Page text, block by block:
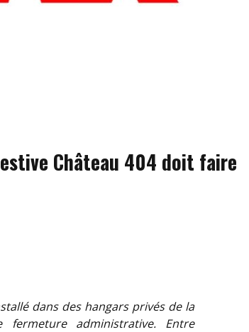
Château 404 doit faire
dans des hangars privés de la
administrative. Entre